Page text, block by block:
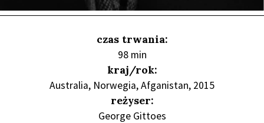
czas trwania:
98 min
kraj/rok:
Australia, Norwegia, Afganistan, 2015
reżyser:
George Gittoes